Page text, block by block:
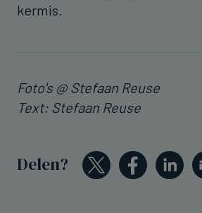
kermis.
Foto's @ Stefaan Reuse
Text: Stefaan Reuse
Delen?